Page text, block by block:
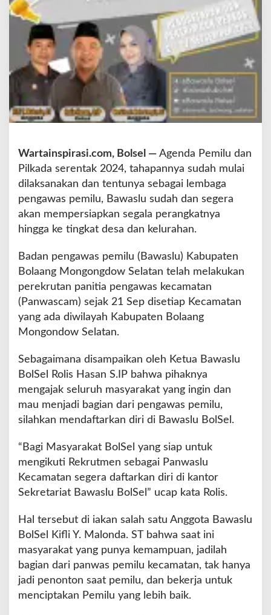
k
u
t
m
e
P
a
a
s
u
K
e
c
a
t
n
Wartainspirasi.com, Bolsel — Agenda Pemilu dan
Pilkada serentak 2024, tahapannya sudah mulai
dilaksanakan dan tentunya sebagai lembaga
pengawas pemilu, Bawaslu sudah dan segera
akan mempersiapkan segala perangkatnya
hingga ke tingkat desa dan kelurahan.
Badan pengawas pemilu (Bawaslu) Kabupaten
Bolaang Mongongdow Selatan telah melakukan
perekrutan panitia pengawas kecamatan
(Panwascam) sejak 21 Sep disetiap Kecamatan
yang ada diwilayah Kabupaten Bolaang
Mongondow Selatan.
Sebagaimana disampaikan oleh Ketua Bawaslu
BolSel Rolis Hasan S.IP bahwa pihaknya
mengajak seluruh masyarakat yang ingin dan
mau menjadi bagian dari pengawas pemilu,
silahkan mendaftarkan diri di Bawaslu BolSel.
“Bagi Masyarakat BolSel yang siap untuk
mengikuti Rekrutmen sebagai Panwaslu
Kecamatan segera daftarkan diri di kantor
Sekretariat Bawaslu BolSel” ucap kata Rolis.
Hal tersebut di iakan salah satu Anggota Bawaslu
BolSel Kifli Y. Malonda. ST bahwa saat ini
masyarakat yang punya kemampuan, jadilah
bagian dari panwas pemilu kecamatan, tak hanya
jadi penonton saat pemilu, dan bekerja untuk
menciptakan Pemilu yang lebih baik.